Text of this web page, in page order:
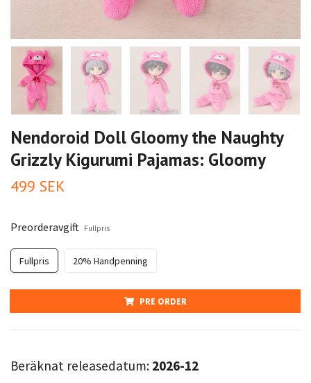
Nendoroid Doll Gloomy the Naughty
Grizzly Kigurumi Pajamas: Gloomy
499 SEK
Preorderavgift Fullpris
Fullpris 20% Handpenning
PRE ORDER
Beräknat releasedatum: 2026-12